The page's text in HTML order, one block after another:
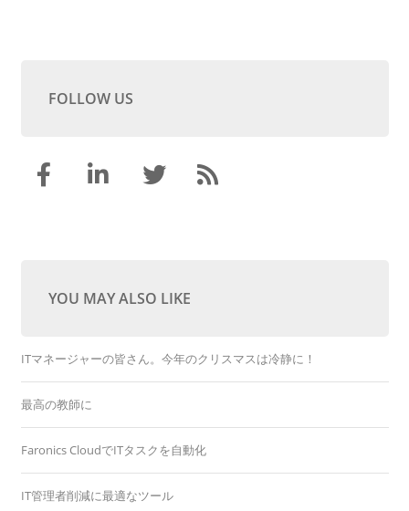
FOLLOW US
YOU MAY ALSO LIKE
ITマネージャーの皆さん。今年のクリスマスは冷静に！
最高の教師に
Faronics CloudでITタスクを自動化
IT管理者削減に最適なツール